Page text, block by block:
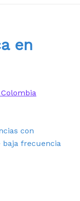
en
con
baja frecuencia